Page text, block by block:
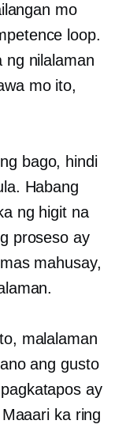
mo
loop.
ng nilalaman
mo ito,
bago, hindi
Habang
ng higit na
proseso ay
mahusay,
malalaman
ang gusto
ay
ka ring